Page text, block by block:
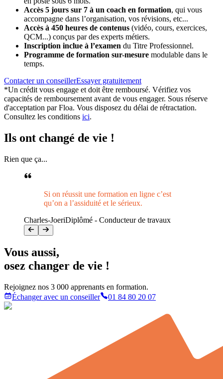
Accès 5 jours sur 7 à un coach en formation, qui vous
accompagne dans l’organisation, vos révisions, etc...
Accès à 450 heures de contenus (vidéo, cours, exercices,
QCM...) conçus par des experts métiers.
Inscription inclue à l’examen du Titre Professionnel.
Programme de formation sur-mesure modulable dans le
temps.
Contacter un conseillerEssayer gratuitement
*Un crédit vous engage et doit être remboursé. Vérifiez vos
capacités de remboursement avant de vous engager. Sous réserve
d'acceptation par Floa. Vous disposez du délai de rétractation.
Consultez les conditions ici.
Ils ont changé de vie !
Rien que ça...
Si on réussit une formation en ligne c’est
qu’on a l’assiduité et le sérieux.
Charles-JoeriDiplômé - Conducteur de travaux
Vous aussi,
osez changer de vie !
Rejoignez nos 3 000 apprenants en formation.
Échanger avec un conseiller
01 84 80 20 07